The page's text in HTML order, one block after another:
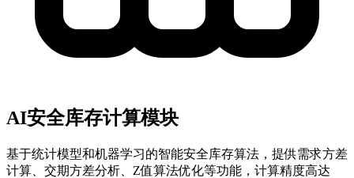
AI安全库存计算模块
基于统计模型和机器学习的智能安全库存算法，提供需求方差
计算、交期方差分析、Z值算法优化等功能，计算精度高达